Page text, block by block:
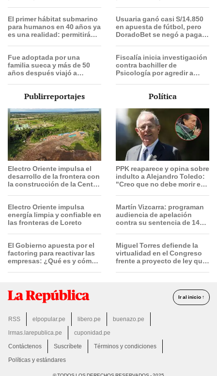
El primer hábitat submarino
para humanos en 40 años ya
es una realidad: permitirá
Fue adoptada por una
familia sueca y más de 50
años después viajó a
faltante"
Usuaria ganó casi S/14.850
en apuesta de fútbol, pero
DoradoBet se negó a pagar:
Fiscalía inicia investigación
contra bachiller de
Psicología por agredir a
Publirreportajes
Electro Oriente impulsa el
desarrollo de la frontera con
la construcción de la Central
Electro Oriente impulsa
energía limpia y confiable en
las fronteras de Loreto
El Gobierno apuesta por el
factoring para reactivar las
empresas: ¿Qué es y cómo
Política
PPK reaparece y opina sobre
indulto a Alejandro Toledo:
"Creo que no debe morir en
Martín Vizcarra: programan
audiencia de apelación
contra su sentencia de 14
Miguel Torres defiende la
virtualidad en el Congreso
frente a proyecto de ley que
Ir al inicio ↑
RSS elpopular.pe libero.pe
buenazo.pe
lrmas.larepublica.pe
cuponidad.pe
Contáctenos
Suscríbete
Términos y condiciones
Políticas y estándares